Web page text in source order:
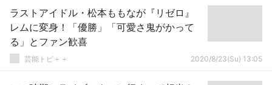
ラストアイドル・松本ももなが『リゼロ』
レムに変身！「優勝」「可愛さ鬼がかって
る」とファン歓喜
芸能トピ＋＋ 2020/8/23(Su) 13:05